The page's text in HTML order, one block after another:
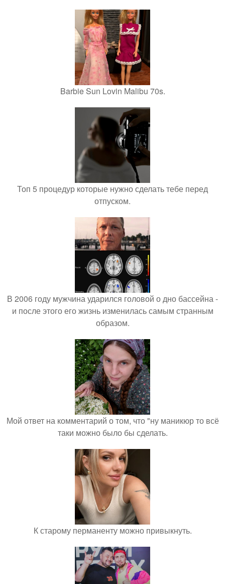
Barbie Sun Lovin Malibu 70s.
Топ 5 процедур которые нужно сделать тебе перед
отпуском.
В 2006 году мужчина ударился головой о дно бассейна -
и после этого его жизнь изменилась самым странным
образом.
Мой ответ на комментарий о том, что "ну маникюр то всё
таки можно было бы сделать.
К старому перманенту можно привыкнуть.